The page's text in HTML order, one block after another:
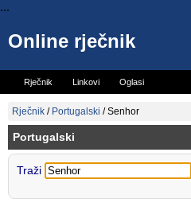
...
Online rječnik
Rječnik Linkovi Oglasi
Vicevi
Rječnik / Portugalski /Senhor
Portugalski
Traži